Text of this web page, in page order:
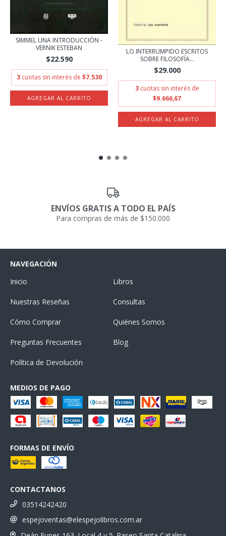
SIMMEL UNA INTRODUCCIÓN -
VERNIK ESTEBAN
$22.590
3 cuotas sin interés de $7.530
LO INTERRUMPIDO ESCRITOS
SOBRE FILOSOFÍA...
$29.000
3 cuotas sin interés de
$9.666,67
ENVÍOS GRATIS A TODO EL PAÍS
Para compras de más de $150.000
NAVEGACIÓN
Inicio
Libros
Nuestras Reseñas Consultas
Cómo Comprar Quiénes Somos
Preguntas Frecuentes Blog
Política de Devolución
MEDIOS DE PAGO
FORMAS DE ENVÍO
CONTACTANOS
03514242420
espejoventas@elespejolibros.com.ar